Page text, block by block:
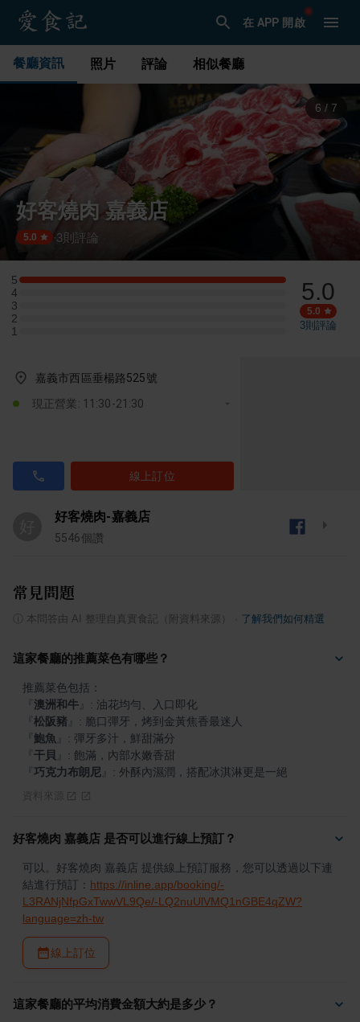
在 APP 開啟
餐廳資訊 照片 評論 相似餐廳
6 / 7
好客燒肉 嘉義店
5.0 ·3則評論
5
5 星：2 則評論
4
4 星：0 則評論
3
3 星：0 則評論
2
2 星：0 則評論
1
1 星：0 則評論
5.0
5.0
3則評論
嘉義市西區垂楊路525號
現正營業: 11:30-21:30
線上訂位
好客燒肉-嘉義店
5546個讚
常見問題
本問答由 AI 整理自真實食記（附資料來源） 了解我們如何精選
這家餐廳的推薦菜色有哪些？
澳洲和牛
松阪豬
鮑魚
干貝
巧克力布朗尼 : 外酥內濕潤，搭配冰淇淋更是一絕
好客燒肉 嘉義店 是否可以進行線上預訂？
可以。好客燒肉 嘉義店 提供線上預訂服務，您可以透過以下連
結進行預訂： https://inline.app/booking/-
L3RANjNfpGxTwwVL9Qe/-LQ2nuUlVMQ1nGBE4qZW?
language=zh-tw
線上訂位
這家餐廳的平均消費金額大約是多少？